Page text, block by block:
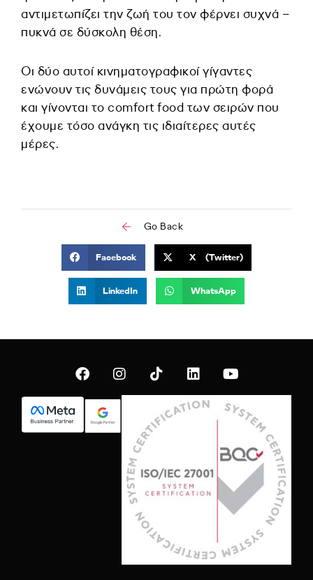
αντιμετωπίζει την ζωή του τον φέρνει συχνά –
πυκνά σε δύσκολη θέση.
Οι δύο αυτοί κινηματογραφικοί γίγαντες
ενώνουν τις δυνάμεις τους για πρώτη φορά
και γίνονται το comfort food των σειρών που
έχουμε τόσο ανάγκη τις ιδιαίτερες αυτές
μέρες.
Go Back
Facebook X (Twitter)
LinkedIn WhatsApp